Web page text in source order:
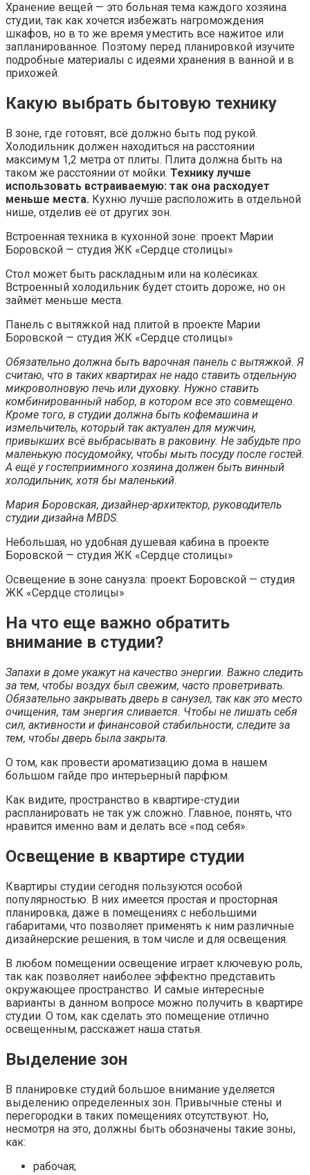
Хранение вещей — это больная тема каждого хозяина
студии, так как хочется избежать нагромождения
шкафов, но в то же время уместить все нажитое или
запланированное. Поэтому перед планировкой изучите
подробные материалы с идеями хранения в ванной и в
прихожей.
Какую выбрать бытовую технику
В зоне, где готовят, всё должно быть под рукой.
Холодильник должен находиться на расстоянии
максимум 1,2 метра от плиты. Плита должна быть на
таком же расстоянии от мойки. Технику лучше
использовать встраиваемую: так она расходует
меньше места. Кухню лучше расположить в отдельной
нише, отделив её от других зон.
Встроенная техника в кухонной зоне: проект Марии
Боровской — студия ЖК «Сердце столицы»
Стол может быть раскладным или на колёсиках.
Встроенный холодильник будет стоить дороже, но он
займёт меньше места.
Панель с вытяжкой над плитой в проекте Марии
Боровской — студия ЖК «Сердце столицы»
Обязательно должна быть варочная панель с вытяжкой. Я
считаю, что в таких квартирах не надо ставить отдельную
микроволновую печь или духовку. Нужно ставить
комбинированный набор, в котором все это совмещено.
Кроме того, в студии должна быть кофемашина и
измельчитель, который так актуален для мужчин,
привыкших всё выбрасывать в раковину. Не забудьте про
маленькую посудомойку, чтобы мыть посуду после гостей.
А ещё у гостеприимного хозяина должен быть винный
холодильник, хотя бы маленький.
Мария Боровская, дизайнер-архитектор, руководитель
студии дизайна MBDS.
Небольшая, но удобная душевая кабина в проекте
Боровской — студия ЖК «Сердце столицы»
Освещение в зоне санузла: проект Боровской — студия
ЖК «Сердце столицы»
На что еще важно обратить
внимание в студии?
Запахи в доме укажут на качество энергии. Важно следить
за тем, чтобы воздух был свежим, часто проветривать.
Обязательно закрывать дверь в санузел, так как это место
очищения, там энергия сливается. Чтобы не лишать себя
сил, активности и финансовой стабильности, следите за
тем, чтобы дверь была закрыта.
О том, как провести ароматизацию дома в нашем
большом гайде про интерьерный парфюм.
Как видите, пространство в квартире-студии
распланировать не так уж сложно. Главное, понять, что
нравится именно вам и делать всё «под себя».
Освещение в квартире студии
Квартиры студии сегодня пользуются особой
популярностью. В них имеется простая и просторная
планировка, даже в помещениях с небольшими
габаритами, что позволяет применять к ним различные
дизайнерские решения, в том числе и для освещения.
В любом помещении освещение играет ключевую роль,
так как позволяет наиболее эффектно представить
окружающее пространство. И самые интересные
варианты в данном вопросе можно получить в квартире
студии. О том, как сделать это помещение отлично
освещенным, расскажет наша статья.
Выделение зон
В планировке студий большое внимание уделяется
выделению определенных зон. Привычные стены и
перегородки в таких помещениях отсутствуют. Но,
несмотря на это, должны быть обозначены такие зоны,
как:
рабочая;